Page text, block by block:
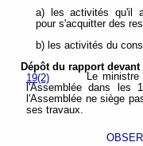
a) les activités qu'il
pour s'acquitter des
b) les activités du
Dépôt du rapport
19(2)
Le
l'Assemblée dans les
l'Assemblée ne siège
ses travaux.